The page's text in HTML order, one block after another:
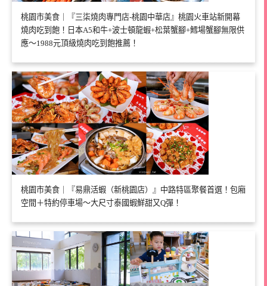
桃園市美食｜『三柒燒肉專門店-桃園中華店』桃園火車站新開幕
燒肉吃到飽！日本A5和牛+波士頓龍蝦+松葉蟹腳+鱈場蟹腳無限供
應～1988元頂級燒肉吃到飽推薦！
桃園市美食｜『易鼎活蝦（新桃園店）』中路特區聚餐首選！包廂
空間＋特約停車場～大尺寸泰國蝦鮮甜又Q彈！